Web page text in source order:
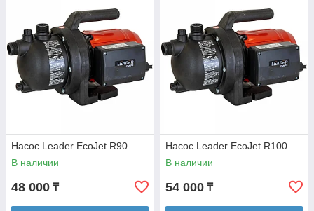
Насос Leader EcoJet R90
В наличии
48 000 ₸
Насос Leader EcoJet R100
В наличии
54 000 ₸